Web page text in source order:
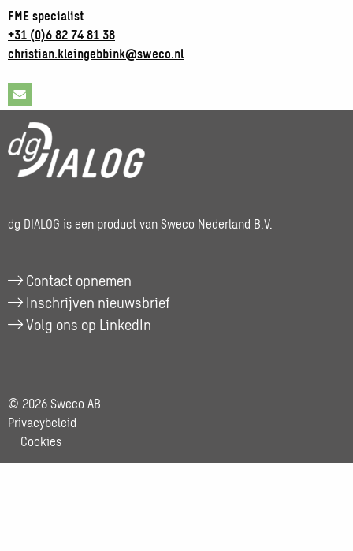
FME specialist
+31 (0)6 82 74 81 38
christian.kleingebbink@sweco.nl
Stuur
een
e-
mail
Christian
dg DIALOG is een product van Sweco Nederland B.V.
Contact opnemen
Inschrijven nieuwsbrief
Volg ons op LinkedIn
© 2026 Sweco AB
Privacybeleid
Cookies